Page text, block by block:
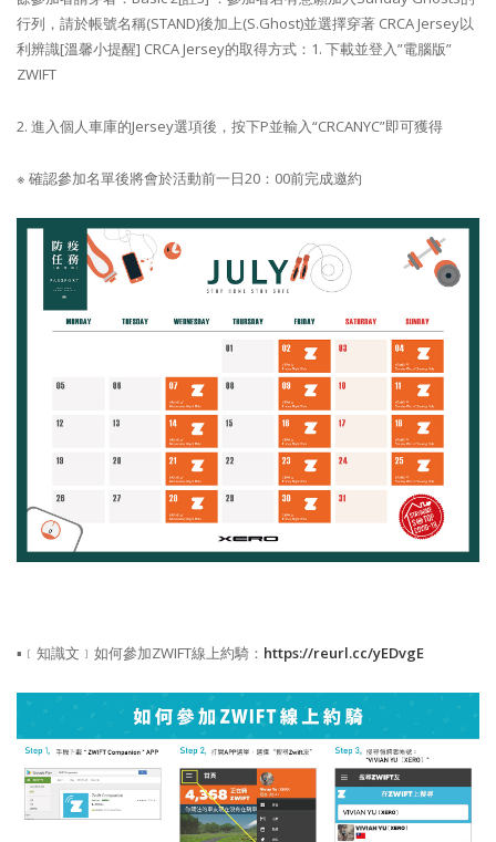
行列，請於帳號名稱(STAND)後加上(S.Ghost)並選擇穿著 CRCA Jersey以
利辨識​[溫馨小提醒] CRCA Jersey的取得方式：​ 1. 下載並登入”電腦版”
ZWIFT​
2. 進入個人車庫的Jersey選項後，按下P並輸入“CRCANYC”即可獲得​
※ 確認參加名單後將會於活動前一日20：00前完成邀約 ​
▪﹝知識文﹞如何參加ZWIFT線上約騎： https://reurl.cc/yEDvgE​